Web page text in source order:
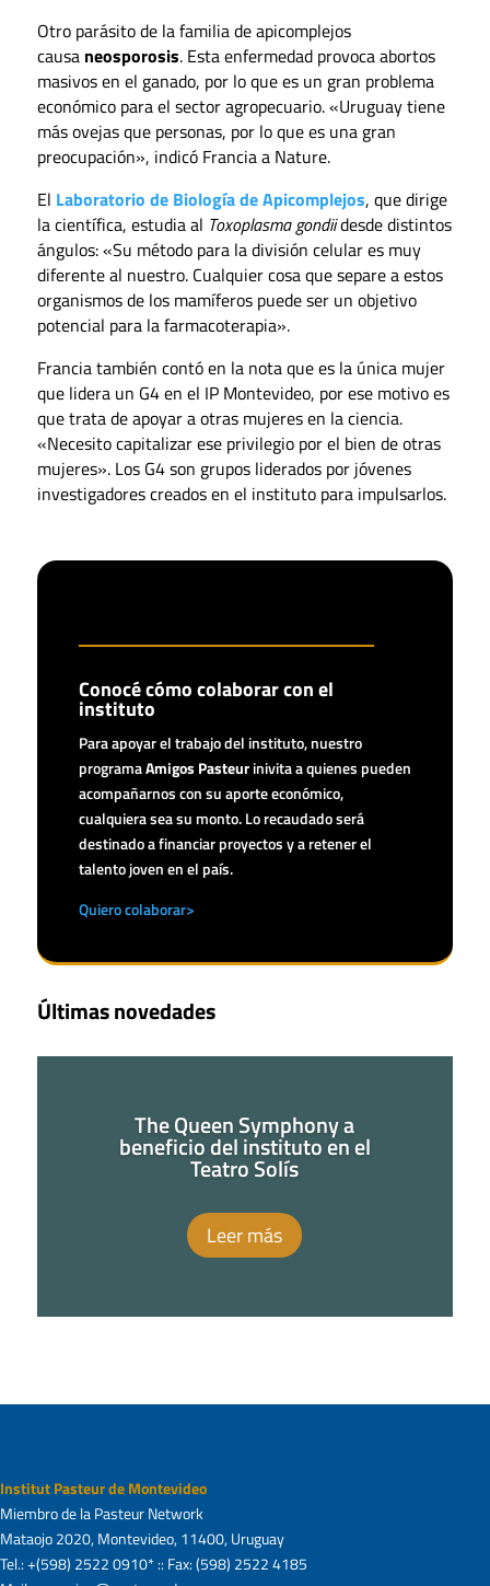
Otro parásito de la familia de apicomplejos
causa neosporosis. Esta enfermedad provoca abortos
masivos en el ganado, por lo que es un gran problema
económico para el sector agropecuario. «Uruguay tiene
más ovejas que personas, por lo que es una gran
preocupación», indicó Francia a Nature.
El Laboratorio de Biología de Apicomplejos, que dirige
la científica, estudia al Toxoplasma gondiidesde distintos
ángulos: «Su método para la división celular es muy
diferente al nuestro. Cualquier cosa que separe a estos
organismos de los mamíferos puede ser un objetivo
potencial para la farmacoterapia».
Francia también contó en la nota que es la única mujer
que lidera un G4 en el IP Montevideo, por ese motivo es
que trata de apoyar a otras mujeres en la ciencia.
«Necesito capitalizar ese privilegio por el bien de otras
mujeres». Los G4 son grupos liderados por jóvenes
investigadores creados en el instituto para impulsarlos.
Conocé cómo colaborar con el
instituto
Para apoyar el trabajo del instituto, nuestro
programaAmigos Pasteur inivita a quienes pueden
acompañarnos con su aporte económico,
cualquiera sea su monto. Lo recaudado será
destinado a financiar proyectos y a retener el
talento joven en el país.
Quiero colaborar>
Últimas novedades
The Queen Symphony a
beneficio del instituto en el
Teatro Solís
Leer más
Institut Pasteur de Montevideo
Miembro de la Pasteur Network
Mataojo 2020, Montevideo, 11400, Uruguay
Tel.: +(598) 2522 0910* :: Fax: (598) 2522 4185